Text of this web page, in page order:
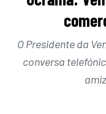
O Presidente da
conversa